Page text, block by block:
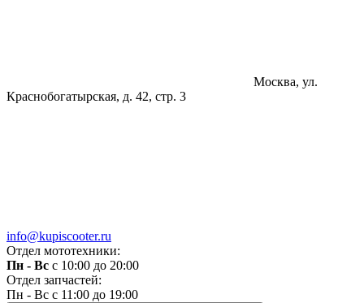
Москва, ул.
Краснобогатырская, д. 42, стр. 3
info@kupiscooter.ru
Отдел мототехники:
Пн - Вс с 10:00 до 20:00
Отдел запчастей:
Пн - Вс с 11:00 до 19:00